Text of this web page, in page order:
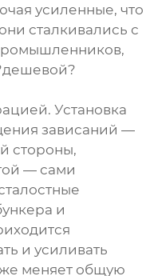
усиленные, что
сталкивались с
Установка
зависаний —
стороны,
— сами
и
и усиливать
же меняет общую